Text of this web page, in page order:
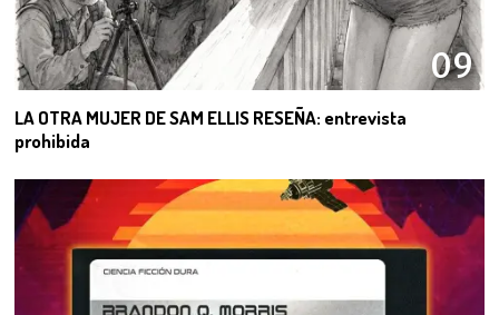
09
LA OTRA MUJER DE SAM ELLIS RESEÑA: entrevista
prohibida